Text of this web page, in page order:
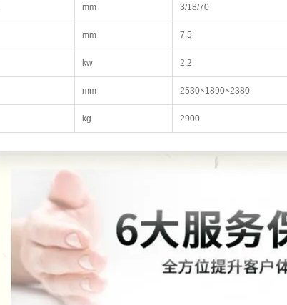
mm 3/18/70
mm 7.5
kw 2.2
mm 2530×1890×2380
kg 2900